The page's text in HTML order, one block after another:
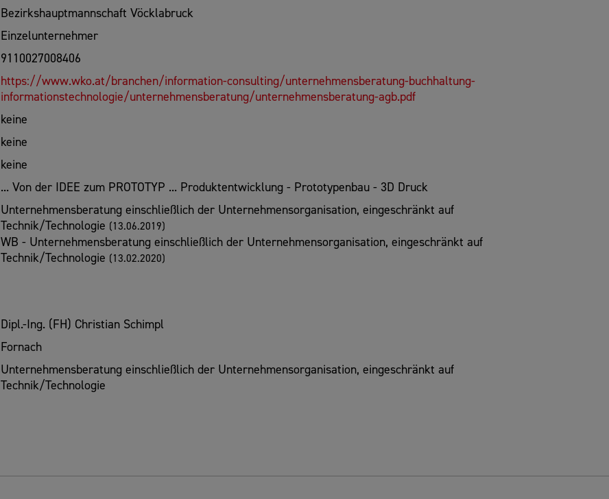
Bezirkshauptmannschaft Vöcklabruck
Einzelunternehmer
9110027008406
https://www.wko.at/branchen/information-consulting/unternehmensberatung-buchhaltung-
informationstechnologie/unternehmensberatung/unternehmensberatung-agb.pdf
keine
keine
keine
... Von der IDEE zum PROTOTYP ... Produktentwicklung - Prototypenbau - 3D Druck
Unternehmensberatung einschließlich der Unternehmensorganisation, eingeschränkt auf
Technik/Technologie (13.06.2019)
WB - Unternehmensberatung einschließlich der Unternehmensorganisation, eingeschränkt auf
Technik/Technologie (13.02.2020)
Dipl.-Ing. (FH) Christian Schimpl
Fornach
Unternehmensberatung einschließlich der Unternehmensorganisation, eingeschränkt auf
Technik/Technologie